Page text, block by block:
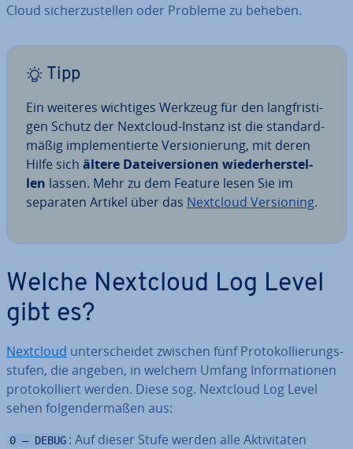
Cloud si­cher­zu­stel­len oder Probleme zu beheben.
Tipp
Ein weiteres wichtiges Werkzeug für den lang­fris­ti­
gen Schutz der Nextcloud-Instanz ist die stan­dard­
mä­ßig im­ple­men­tier­te Ver­sio­nie­rung, mit deren
Hilfe sich ältere Da­tei­ver­sio­nen wie­der­her­stel­
len lassen. Mehr zu dem Feature lesen Sie im
separaten Artikel über das Nextcloud Ver­sio­ning.
Welche Nextcloud Log Level
gibt es?
Nextcloud un­ter­schei­det zwischen fünf Pro­to­kol­lie­rungs­
stu­fen, die angeben, in welchem Umfang In­for­ma­tio­nen
pro­to­kol­liert werden. Diese sog. Nextcloud Log Level
sehen fol­gen­der­ma­ßen aus:
0 – DEBUG : Auf dieser Stufe werden alle Ak­ti­vi­tä­ten